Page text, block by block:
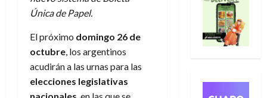
Única de Papel.
El próximo domingo 26 de
octubre, los argentinos
acudirán a las urnas para las
elecciones legislativas